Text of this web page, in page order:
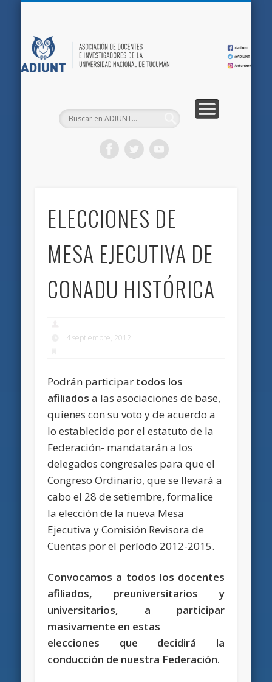
ELECCIONES DE
MESA EJECUTIVA DE
CONADU HISTÓRICA
4 septiembre, 2012
Podrán participar todos los
afiliados a las asociaciones de base,
quienes con su voto y de acuerdo a
lo establecido por el estatuto de la
Federación- mandatarán a los
delegados congresales para que el
Congreso Ordinario, que se llevará a
cabo el 28 de setiembre, formalice
la elección de la nueva Mesa
Ejecutiva y Comisión Revisora de
Cuentas por el período 2012-2015.
Convocamos a todos los docentes
afiliados, preuniversitarios y
universitarios, a participar
masivamente en estas
elecciones que decidirá la
conducción de nuestra Federación.